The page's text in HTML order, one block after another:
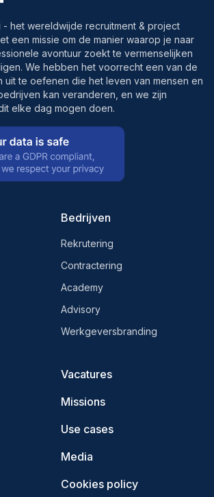
- het wereldwijde recruitment & project
een missie om de manier waarop je naar
avontuur zoekt te vermenselijken
We hebben het voorrecht een van de
te oefenen die het leven van mensen en
kan veranderen, en we zijn
elke dag mogen doen.
Bedrijven
Rekrutering
Contractering
Academy
Advisory
Werkgeversbranding
Vacatures
Missions
Use cases
Media
Cookies policy